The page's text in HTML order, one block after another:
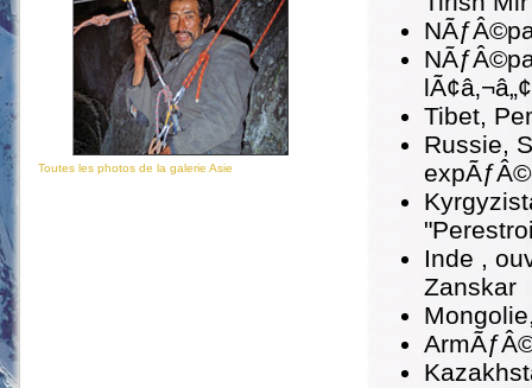
Toutes les photos de la galerie Asie
Tibet,
Russie,
Inde ,
Zanskar